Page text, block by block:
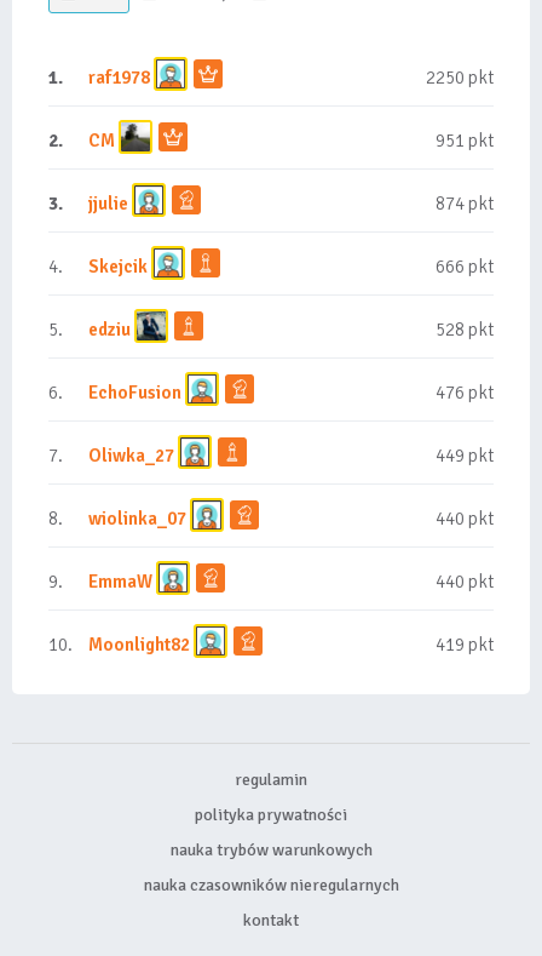
1. raf1978 2250 pkt
2. CM 951 pkt
3. jjulie 874 pkt
4. Skejcik 666 pkt
5. edziu 528 pkt
6. EchoFusion 476 pkt
7. Oliwka_27 449 pkt
8. wiolinka_07 440 pkt
9. EmmaW 440 pkt
10. Moonlight82 419 pkt
regulamin
polityka prywatności
nauka trybów warunkowych
nauka czasowników nieregularnych
kontakt